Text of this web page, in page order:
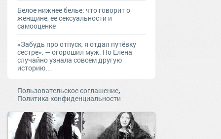
Белое нижнее белье: что говорит о
женщине, ее сексуальности и
самооценке
«Забудь про отпуск, я отдал путёвку
сестре», — огорошил муж. Но Елена
случайно узнала совсем другую
историю…
Пользовательское соглашение,
Политика конфиденциальности